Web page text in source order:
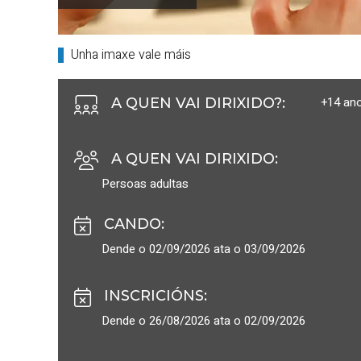
Unha imaxe vale máis
A QUEN VAI DIRIXIDO?: +14
A QUEN VAI DIRIXIDO:
Persoas adultas
CANDO:
Dende o 02/09/2026 ata o 03/09/2026
INSCRICIÓNS:
Dende o 26/08/2026 ata o 02/09/2026